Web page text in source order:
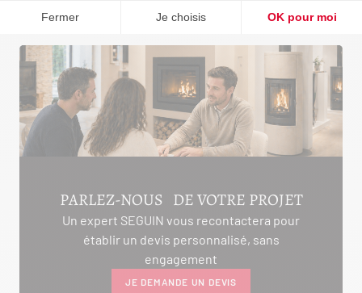
PARLEZ-NOUS DE VOTRE PROJET
Un expert SEGUIN vous recontactera pour
établir un devis personnalisé, sans
engagement
JE DEMANDE UN DEVIS